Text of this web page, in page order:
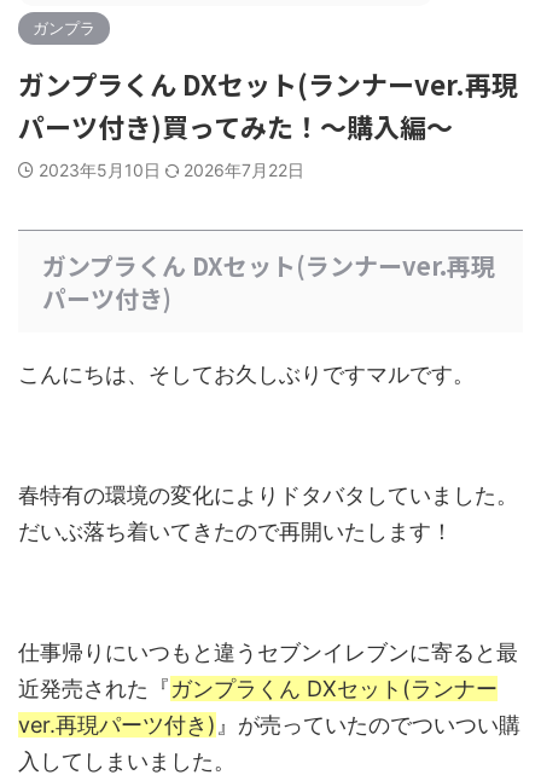
ガンプラ
ガンプラくん DXセット(ランナーver.再現
パーツ付き)買ってみた！〜購入編〜
2023年5月10日 2026年7月22日
ガンプラくん DXセット(ランナーver.再現
パーツ付き)
こんにちは、そしてお久しぶりですマルです。
春特有の環境の変化によりドタバタしていました。
だいぶ落ち着いてきたので再開いたします！
仕事帰りにいつもと違うセブンイレブンに寄ると最
近発売された『ガンプラくん DXセット(ランナー
ver.再現パーツ付き) 』が売っていたのでついつい購
入してしまいました。